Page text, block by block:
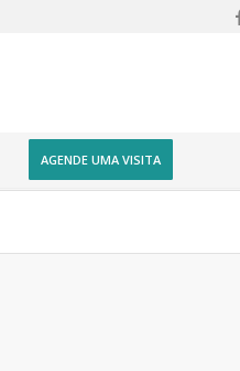
AGENDE UMA VISITA